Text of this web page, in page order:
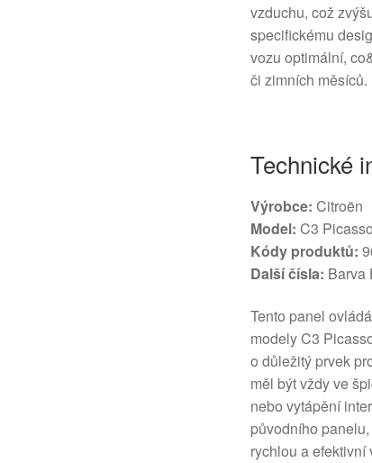
vzduchu, což
specifickému
vozu optimální,
či zimních měsíců.
Technické
Výrobce: Citroën
Model: C3 Picasso
Kódy produktů:
Další čísla: Barva
Tento panel
modely C3
o důležitý prvek
měl být vždy ve
nebo vytápění
původního
rychlou a efektivní